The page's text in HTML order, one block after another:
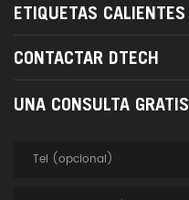
ETIQUETAS CALIENTES
CONTACTAR DTECH
UNA CONSULTA GRATIS